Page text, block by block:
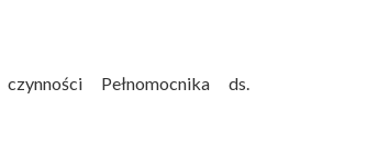
Pełnomocnika ds.